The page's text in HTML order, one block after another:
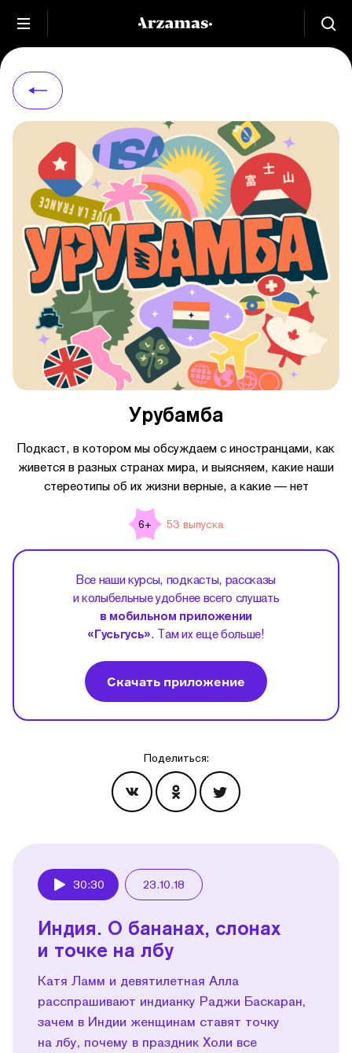
Урубамба
Подкаст, в котором мы обсуждаем с иностранцами, как
живется в разных странах мира, и выясняем, какие наши
стереотипы об их жизни верные, а какие — нет
6+ 53 выпуска
Все наши курсы, подкасты, рассказы
и колыбельные удобнее всего слушать
в мобильном приложении
«Гусьгусь». Там их еще больше!
Скачать приложение
Поделиться:
30:30 23.10.18
Индия. О бананах, слонах
и точке на лбу
Катя Ламм и девятилетная Алла
расспрашивают индианку Раджи Баскаран,
зачем в Индии женщинам ставят точку
на лбу, почему в праздник Холи все